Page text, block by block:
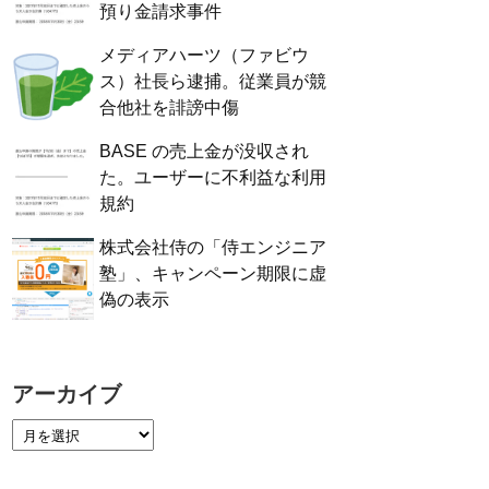
預り金請求事件
メディアハーツ（ファビウ
ス）社長ら逮捕。従業員が競
合他社を誹謗中傷
BASE の売上金が没収され
た。ユーザーに不利益な利用
規約
株式会社侍の「侍エンジニア
塾」、キャンペーン期限に虚
偽の表示
アーカイブ